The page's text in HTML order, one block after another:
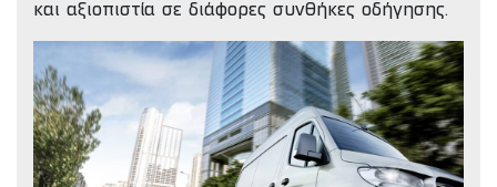
και αξιοπιστία σε διάφορες συνθήκες οδήγησης.